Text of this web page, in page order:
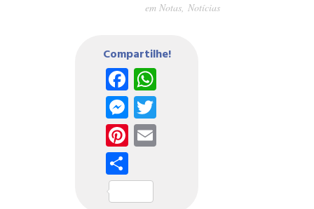
em Notas, Notícias
Compartilhe!
Facebook
WhatsApp
Messenger
Twitter
Pinterest
Email
Share